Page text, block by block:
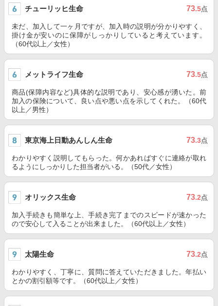
チューリッヒ生命 73.5点
未だ、加入して一ヶ月ですが、加入時の説明が分かりやすく、
掛け金が安いのに保障がしっかりしていると考えています。
（60代以上／女性）
メットライフ生命 73.5点
商品(保障内容など)具体的な説明であり、安心感が湧いた。前
加入の保険について、良い点や悪い点を示してくれた。（60代
以上／男性）
東京海上日動あんしん生命 73.3点
わかりやすく説明してもらった。何かあればすぐに連絡が取れ
るようにしっかりした担当者がいる。（50代／女性）
オリックス生命 73.2点
加入手続きも簡単な上、手続き完了までのスピードが速かった
ので安心して入ることが出来ました。（60代以上／女性）
太陽生命 73.2点
わかりやすく、丁寧に、質問に答えていただきました。年払い
とかの割引額等です。（60代以上／女性）